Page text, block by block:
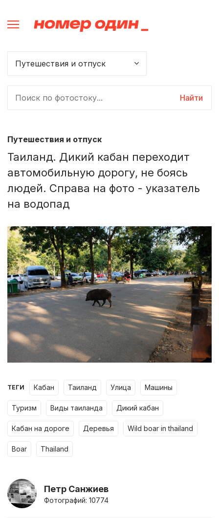
Найти
Путешествия и отпуск
Таиланд. Дикий кабан переходит
автомобильную дорогу, не боясь
людей. Справа на фото - указатель
на водопад
ТЕГИ кабан таиланд улица машины
туризм виды таиланда дикий кабан
кабан на дороге деревья wild boar in thailand
boar thailand
Петр Санжиев
Фотографий: 10774